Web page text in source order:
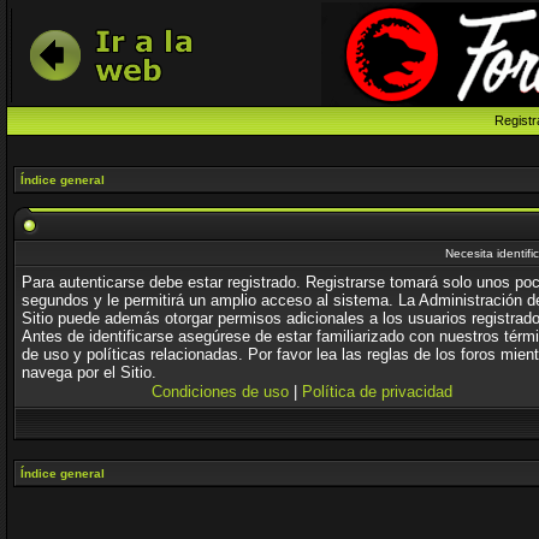
Índice general
Necesita
Para autenticarse debe estar registrado. Registrarse tomará solo unos
segundos y le permitirá un amplio acceso al sistema. La Administración
Sitio puede además otorgar permisos adicionales a los usuarios
Antes de identificarse asegúrese de estar familiarizado con nuestros
de uso y políticas relacionadas. Por favor lea las reglas de los foros
navega por el Sitio.
Condiciones de uso
Política de privacidad
Índice general